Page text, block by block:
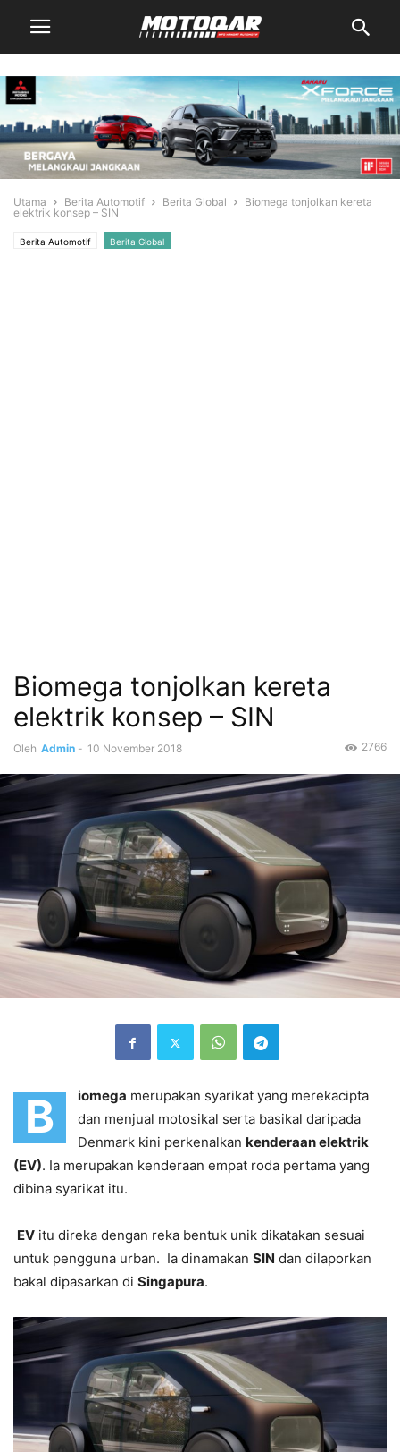
Utama Berita Automotif Berita Global
Biomega tonjolkan kereta
elektrik konsep – SIN
Berita Automotif Berita Global
Biomega tonjolkan kereta
elektrik konsep – SIN
Oleh Admin - 10 November 2018 2766
B iomega merupakan syarikat yang merekacipta
dan menjual motosikal serta basikal daripada
Denmark kini perkenalkan kenderaan elektrik
(EV). Ia merupakan kenderaan empat roda pertama yang
dibina syarikat itu.
EV itu direka dengan reka bentuk unik dikatakan sesuai
untuk pengguna urban. Ia dinamakan SIN dan dilaporkan
bakal dipasarkan di Singapura.